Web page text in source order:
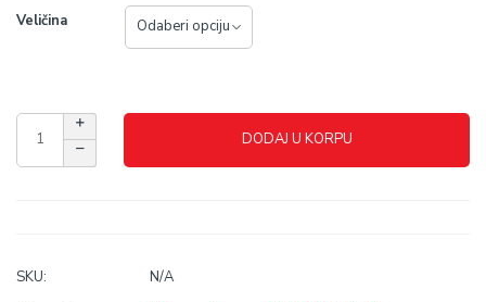
Veličina
DODAJ U KORPU
SKU:
N/A